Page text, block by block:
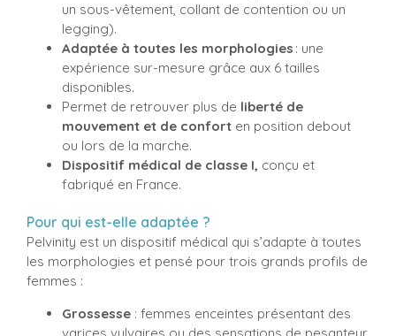
un sous-vêtement, collant de contention ou un
legging).
Adaptée à toutes les morphologies : une
expérience sur-mesure grâce aux 6 tailles
disponibles.
Permet de retrouver plus de liberté de
mouvement et de confort en position debout
ou lors de la marche.
Dispositif médical de classe I, conçu et
fabriqué en France.
Pour qui est-elle adaptée ?
Pelvinity est un dispositif médical qui s’adapte à toutes
les morphologies et pensé pour trois grands profils de
femmes :
Grossesse : femmes enceintes présentant des